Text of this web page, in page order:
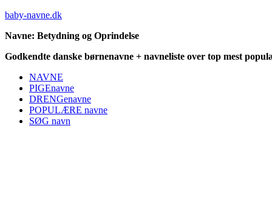
baby-navne.dk
Navne: Betydning og Oprindelse
Godkendte danske børnenavne + navneliste over top mest
NAVNE
PIGEnavne
DRENGenavne
POPULÆRE navne
SØG navn